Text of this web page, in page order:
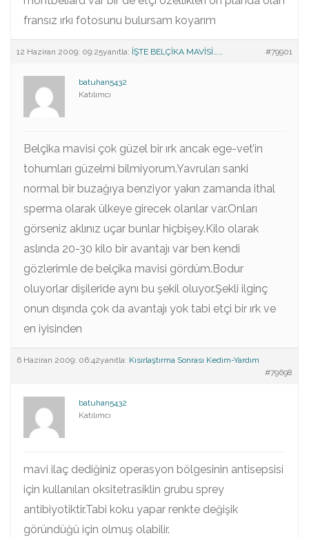
fransız ırkı fotosunu bulursam koyarım
12 Haziran 2009: 09:25yanıtla: İŞTE BELÇİKA MAVİSİ…… #79901
batuhan5432
Katılımcı
Belçika mavisi çok güzel bir ırk ancak ege-vet’in
tohumları güzelmi bilmiyorum.Yavruları sanki
normal bir buzağıya benziyor yakın zamanda ithal
sperma olarak ülkeye girecek olanlar var.Onları
görseniz aklınız uçar bunlar hiçbişey.Kilo olarak
aslında 20-30 kilo bir avantajı var ben kendi
gözlerimle de belçika mavisi gördüm.Bodur
oluyorlar dişileride aynı bu şekil oluyor.Şekli ilginç
onun dışında çok da avantajı yok tabi etçi bir ırk ve
en iyisinden
6 Haziran 2009: 06:42yanıtla: Kısırlaştırma Sonrası Kedim-Yardım
#79698
batuhan5432
Katılımcı
mavi ilaç dediğiniz operasyon bölgesinin antisepsisi
için kullanılan oksitetrasiklin grubu sprey
antibiyotiktir.Tabi koku yapar renkte değişik
göründüğü için olmuş olabilir.